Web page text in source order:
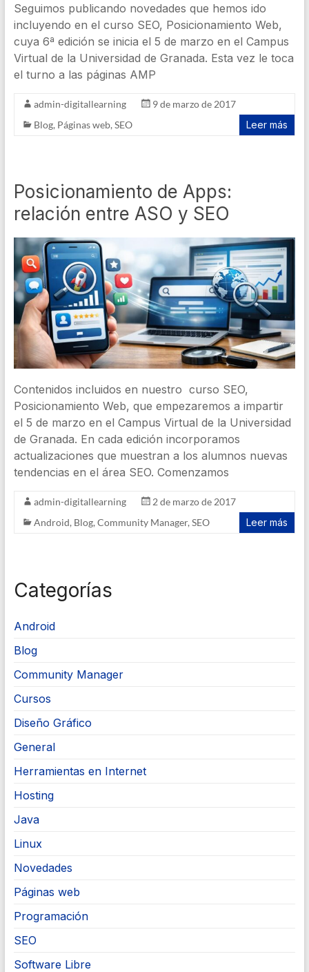
Seguimos publicando novedades que hemos ido
incluyendo en el curso SEO, Posicionamiento Web,
cuya 6ª edición se inicia el 5 de marzo en el Campus
Virtual de la Universidad de Granada. Esta vez le toca
el turno a las páginas AMP
admin-digitallearning
9 de marzo de 2017
Blog, Páginas web, SEO Leer más
Posicionamiento de Apps:
relación entre ASO y SEO
Contenidos incluidos en nuestro curso SEO,
Posicionamiento Web, que empezaremos a impartir
el 5 de marzo en el Campus Virtual de la Universidad
de Granada. En cada edición incorporamos
actualizaciones que muestran a los alumnos nuevas
tendencias en el área SEO. Comenzamos
admin-digitallearning
2 de marzo de 2017
Android, Blog,Community Manager,SEO Leer más
Categorías
Android
Blog
Community Manager
Cursos
Diseño Gráfico
General
Herramientas en Internet
Hosting
Java
Linux
Novedades
Páginas web
Programación
SEO
Software Libre